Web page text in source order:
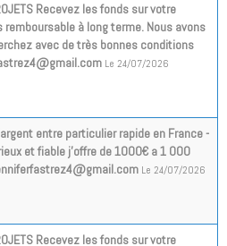
Recevez les fonds sur votre
à long terme. Nous avons
avec de très bonnes conditions
Le 24/07/2026
entre particulier rapide en France -
et fiable j'offre de 1000€ a 1 000
Le 24/07/2026
Recevez les fonds sur votre